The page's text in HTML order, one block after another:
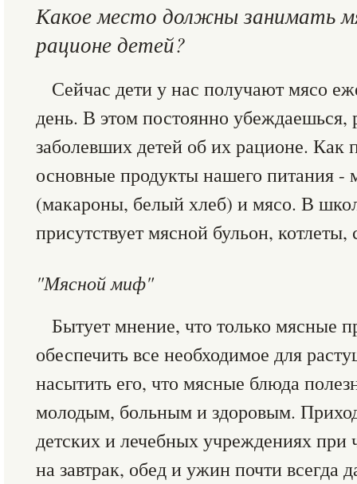
Какое место должны занимать
рационе детей?
Сейчас дети у нас получают мясо
день. В этом постоянно убеждаешься,
заболевших детей об их рационе. Как
основные продукты нашего питания -
(макароны, белый хлеб) и мясо. В
присутствует мясной бульон, котлеты,
"Мясной миф"
Бытует мнение, что только мясные
обеспечить все необходимое для
насытить его, что мясные блюда
молодым, больным и здоровым.
детских и лечебных учреждениях при
на завтрак, обед и ужин почти